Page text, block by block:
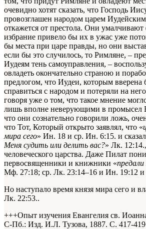
очевидно хотят сказать, что Господь
провозглашен народом царем
откажется от престола. Они умалчивают
избрание привело бы их в ужас уже
бы места при царе правды, но они
если бы это случилось, то Римляне, –
Иудеям тень самоуправления, –
овладеть окончательно страною и
предлогом, что Иудеи, которым вверена
справиться с народом и потеряли на
говоря уже о том, что такое мнение
лишь вполне неверующими в промысел
что они сознательно говорили ложь,
что Тот, Который открыто заявлял, что «
мира сего» Ин. 18 и ср. Ин. 6:15. и
Меня судить или делить вас?» Лк. 12:14.
человеческого царства. Даже Пилат
первосвященники и книжники «
Мф. 27:18; ср. Лк. 23:14–16 и Ин. 19:12 и
Но наступало время князя мира сего и
Лк. 22:53..
+++Опыт изучения Евангелия св.
С-Пб.: Изд. И.Л. Тузова, 1887. С. 417-